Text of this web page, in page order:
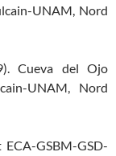
UNAM, Nord
Cueva del Ojo
UNAM, Nord
GSBM-GSD-